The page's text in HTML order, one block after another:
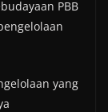
PBB
yang